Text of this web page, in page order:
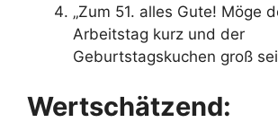
„Zum 51. alles Gute! Möge
Arbeitstag kurz und der
Geburtstagskuchen groß
Wertschätzend: